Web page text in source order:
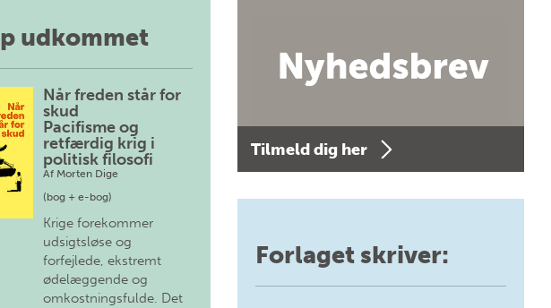
udkommet
Når freden står for
skud
Pacifisme og
retfærdig krig i
politisk filosofi
Af Morten Dige
(bog + e-bog)
Krige forekommer
udsigtsløse og
forfejlede, ekstremt
ødelæggende og
omkostningsfulde. Det
Tilmeld dig her
Forlaget skriver: